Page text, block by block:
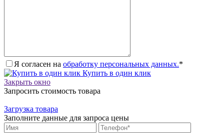
Я согласен на обработку персональных данных.*
Купить в один клик
Закрыть окно
Запросить стоимость товара
Загрузка товара
Заполните данные для запроса цены